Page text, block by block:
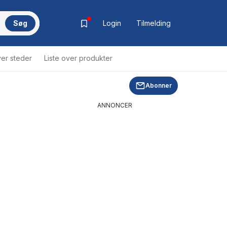
Søg Login Tilmelding
steder Liste over produkter
Abonner
ANNONCER